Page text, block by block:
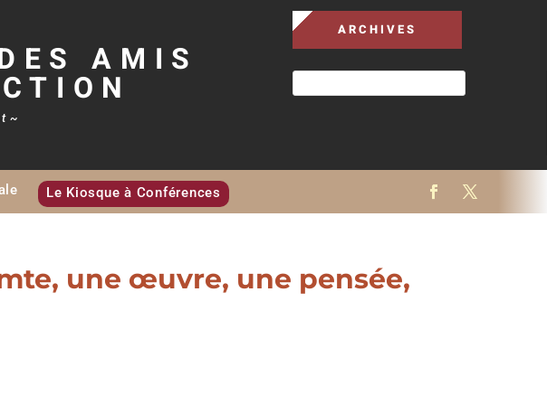
AMIS
~
ARCHIVES
Le Kiosque à Conférences
une œuvre, une pensée,